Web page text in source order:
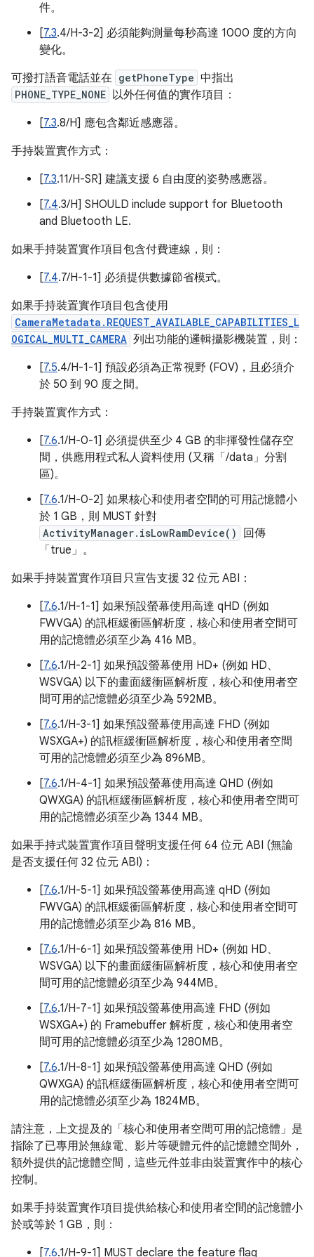
件。
[7.3.4/H-3-2] 必須能夠測量每秒高達 1000 度的方向
變化。
可撥打語音電話並在 getPhoneType 中指出
PHONE_TYPE_NONE 以外任何值的實作項目：
[7.3.8/H] 應包含鄰近感應器。
手持裝置實作方式：
[7.3.11/H-SR] 建議支援 6 自由度的姿勢感應器。
[7.4.3/H] SHOULD include support for Bluetooth
and Bluetooth LE.
如果手持裝置實作項目包含付費連線，則：
[7.4.7/H-1-1] 必須提供數據節省模式。
如果手持裝置實作項目包含使用
CameraMetadata.REQUEST_AVAILABLE_CAPABILITIES_L
OGICAL_MULTI_CAMERA 列出功能的邏輯攝影機裝置，則：
[7.5.4/H-1-1] 預設必須為正常視野 (FOV)，且必須介
於 50 到 90 度之間。
手持裝置實作方式：
[7.6.1/H-0-1] 必須提供至少 4 GB 的非揮發性儲存空
間，供應用程式私人資料使用 (又稱「/data」分割
區)。
[7.6.1/H-0-2] 如果核心和使用者空間的可用記憶體小
於 1 GB，則 MUST 針對
ActivityManager.isLowRamDevice()
回傳
「true」。
如果手持裝置實作項目只宣告支援 32 位元 ABI：
[7.6.1/H-1-1] 如果預設螢幕使用高達 qHD (例如
FWVGA) 的訊框緩衝區解析度，核心和使用者空間可
用的記憶體必須至少為 416 MB。
[7.6.1/H-2-1] 如果預設螢幕使用 HD+ (例如 HD、
WSVGA) 以下的畫面緩衝區解析度，核心和使用者空
間可用的記憶體必須至少為 592MB。
[7.6.1/H-3-1] 如果預設螢幕使用高達 FHD (例如
WSXGA+) 的訊框緩衝區解析度，核心和使用者空間
可用的記憶體必須至少為 896MB。
[7.6.1/H-4-1] 如果預設螢幕使用高達 QHD (例如
QWXGA) 的訊框緩衝區解析度，核心和使用者空間可
用的記憶體必須至少為 1344 MB。
如果手持式裝置實作項目聲明支援任何 64 位元 ABI (無論
是否支援任何 32 位元 ABI)：
[7.6.1/H-5-1] 如果預設螢幕使用高達 qHD (例如
FWVGA) 的訊框緩衝區解析度，核心和使用者空間可
用的記憶體必須至少為 816 MB。
[7.6.1/H-6-1] 如果預設螢幕使用 HD+ (例如 HD、
WSVGA) 以下的畫面緩衝區解析度，核心和使用者空
間可用的記憶體必須至少為 944MB。
[7.6.1/H-7-1] 如果預設螢幕使用高達 FHD (例如
WSXGA+) 的 Framebuffer 解析度，核心和使用者空
間可用的記憶體必須至少為 1280MB。
[7.6.1/H-8-1] 如果預設螢幕使用高達 QHD (例如
QWXGA) 的訊框緩衝區解析度，核心和使用者空間可
用的記憶體必須至少為 1824MB。
請注意，上文提及的「核心和使用者空間可用的記憶體」是
指除了已專用於無線電、影片等硬體元件的記憶體空間外，
額外提供的記憶體空間，這些元件並非由裝置實作中的核心
控制。
如果手持裝置實作項目提供給核心和使用者空間的記憶體小
於或等於 1 GB，則：
[7.6.1/H-9-1] MUST declare the feature flag